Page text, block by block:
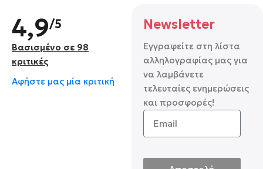
4,9/5
Βασισμένο σε 98
κριτικές
Αφήστε μας μία κριτική
Newsletter
Εγγραφείτε στη λίστα
αλληλογραφίας μας για
να λαμβάνετε
τελευταίες ενημερώσεις
και προσφορές!